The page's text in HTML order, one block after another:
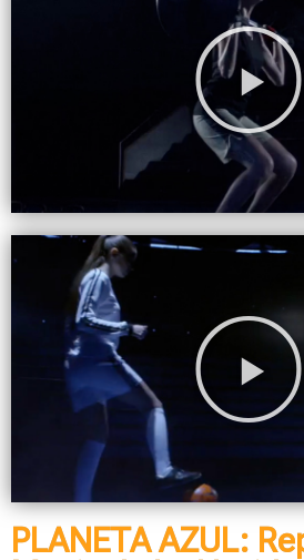
PLANETA AZUL: